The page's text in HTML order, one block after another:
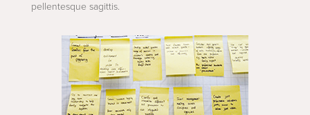
pellentesque sagittis.